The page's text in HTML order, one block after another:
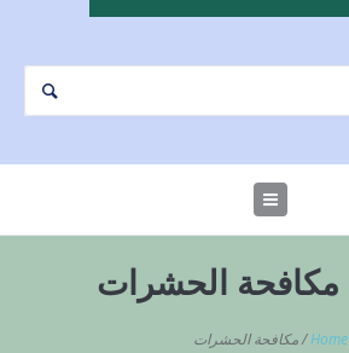
مكافحة الحشرات
Home
/مكافحة الحشرات